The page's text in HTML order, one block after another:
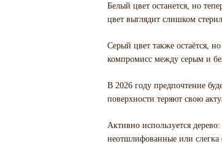
Белый цвет останется, но
цвет выглядит слишком
Серый цвет также остаётся,
компромисс между серым и
В 2026 году предпочтение
поверхности теряют свою
Активно используется
неотшлифованные или слегка